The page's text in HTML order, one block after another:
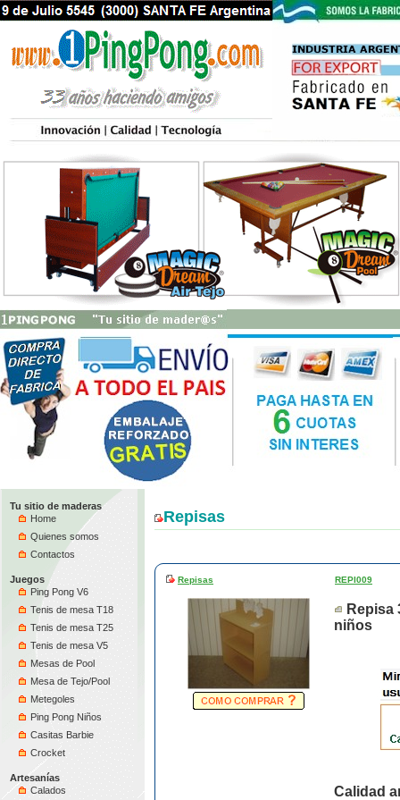
Tu sitio de maderas
Home
Quienes somos
Contactos
Juegos
Ping Pong V6
Tenis de mesa T18
Tenis de mesa T25
Tenis de mesa V5
Mesas de Pool
Mesa de Tejo/Pool
Metegoles
Ping Pong Niños
Casitas Barbie
Crocket
Artesanías
Calados
Repisas
Repisas REPI009
Repisa
niños
Calidad